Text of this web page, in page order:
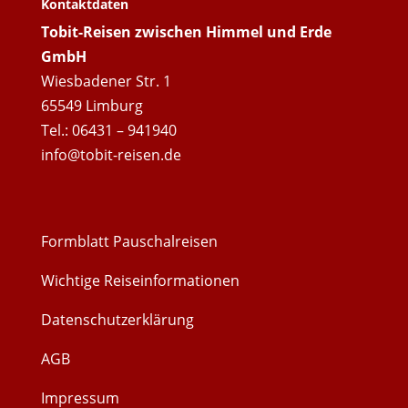
Kontaktdaten
Tobit-Reisen zwischen Himmel und Erde
GmbH
Wiesbadener Str. 1
65549 Limburg
Tel.: 06431 – 941940
info@tobit-reisen.de
Formblatt Pauschalreisen
Wichtige Reiseinformationen
Datenschutzerklärung
AGB
Impressum